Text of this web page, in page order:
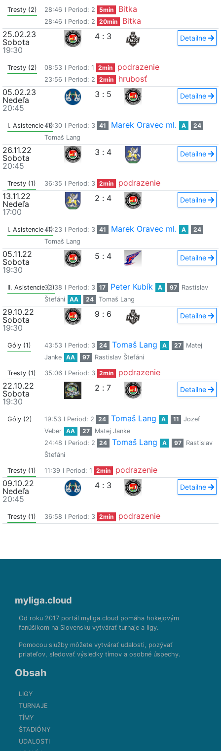
Tresty (2) 28:46 I Period: 2 5min Bitka
28:46 I Period: 2 20min
Bitka
25.02.23
Sobota
19:30
4 : 3 Detailne
Tresty (2) 08:53 I Period: 1 2min podrazenie
23:56 I Period: 2 2min
hrubosť
05.02.23
Nedeľa
20:45
3 : 5 Detailne
I. Asistencie (1)43:30 I Period: 3 41 Marek Oravec ml. A
24
Tomaš Lang
26.11.22
Sobota
20:45
3 : 4 Detailne
Tresty (1) 36:35 I Period: 3 2min
podrazenie
13.11.22
Nedeľa
17:00
2 : 4 Detailne
I. Asistencie (1)44:23 I Period: 3 41 Marek Oravec ml. A
24
Tomaš Lang
05.11.22
Sobota
19:30
5 : 4 Detailne
II. Asistencie (1)
32:38 I Period: 3 17 Peter Kubík A 97
Rastislav
Štefáni
AA 24 Tomaš Lang
29.10.22
Sobota
19:30
9 : 6 Detailne
Góly (1) 43:53 I Period: 3 24 Tomaš Lang A 27
Matej
Janke
AA 97 Rastislav Štefáni
Tresty (1) 35:06 I Period: 3 2min
podrazenie
22.10.22
Sobota
19:30
2 : 7 Detailne
Góly (2) 19:53 I Period: 2 24 Tomaš Lang A 11
Jozef
Veber
AA 27
Matej Janke
24:48 I Period: 2 24 Tomaš Lang A 97
Rastislav
Štefáni
Tresty (1) 11:39 I Period: 1 2min
podrazenie
09.10.22
Nedeľa
20:45
4 : 3 Detailne
Tresty (1) 36:58 I Period: 3 2min podrazenie
myliga.cloud
Od roku 2017 portál myliga.cloud pomáha hokejovým
fanúšikom na Slovensku vytvárať turnaje a ligy.
Pomocou služby môžete vytvárať udalosti, pozývať
priateľov, sledovať výsledky tímov a osobné úspechy.
Obsah
LIGY
TURNAJE
TÍMY
ŠTADIÓNY
UDALOSTI